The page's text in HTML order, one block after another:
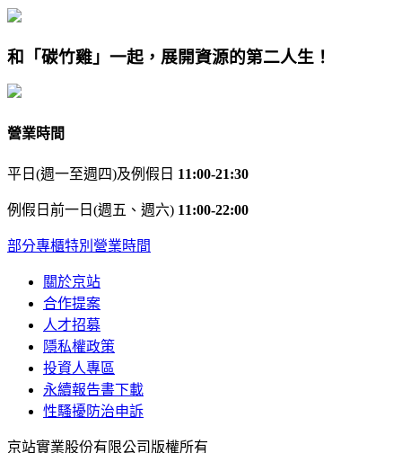
和「碳竹雞」一起，展開資源的第二人生！
營業時間
平日(週一至週四)及例假日 11:00-21:30
例假日前一日(週五、週六) 11:00-22:00
部分專櫃特別營業時間
關於京站
合作提案
人才招募
隱私權政策
投資人專區
永續報告書下載
性騷擾防治申訴
京站實業股份有限公司版權所有